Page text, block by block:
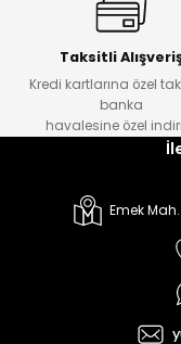
Taksitli
Kredi kartlarına özel
banka
havalesine özel
Emek